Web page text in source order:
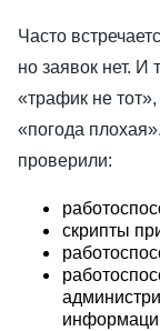
Часто
но заявок нет. И
«трафик не
«погода
проверили:
скрипты